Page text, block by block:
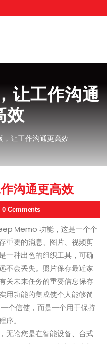
让工作沟通
效
，让工作沟通更高效
沟通更高效
0 Comments
Memo 功能，这是一个个
重要的消息、图片、视频剪
一种出色的组织工具，可确
不会丢失。照片保存最近家
关未来任务的重要信息保存
用功能的集成使个人能够简
个信使，而是一个用于保持
序。
无论您是在智能设备、台式